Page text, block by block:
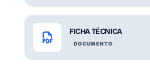
FICHA TÉCNICA
DOCUMENTO